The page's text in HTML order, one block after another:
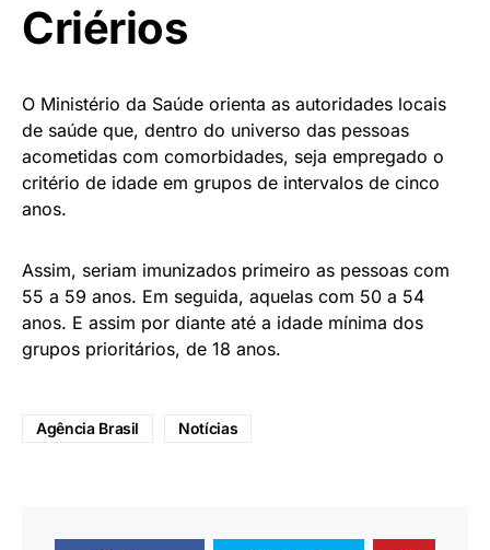
Criérios
O Ministério da Saúde orienta as autoridades locais
de saúde que, dentro do universo das pessoas
acometidas com comorbidades, seja empregado o
critério de idade em grupos de intervalos de cinco
anos.
Assim, seriam imunizados primeiro as pessoas com
55 a 59 anos. Em seguida, aquelas com 50 a 54
anos. E assim por diante até a idade mínima dos
grupos prioritários, de 18 anos.
Agência Brasil Notícias